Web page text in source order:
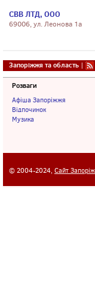
СВВ ЛТД, ООО
69006, ул. Леонова 1а
Запоріжжя та область |
Розваги
Афіша Запоріжжя
Відпочинок
Музика
© 2004-2024, Сайт